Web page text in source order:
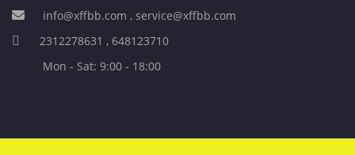
info@xffbb.com , service@xffbb.com
2312278631 , 648123710
Mon - Sat: 9:00 - 18:00